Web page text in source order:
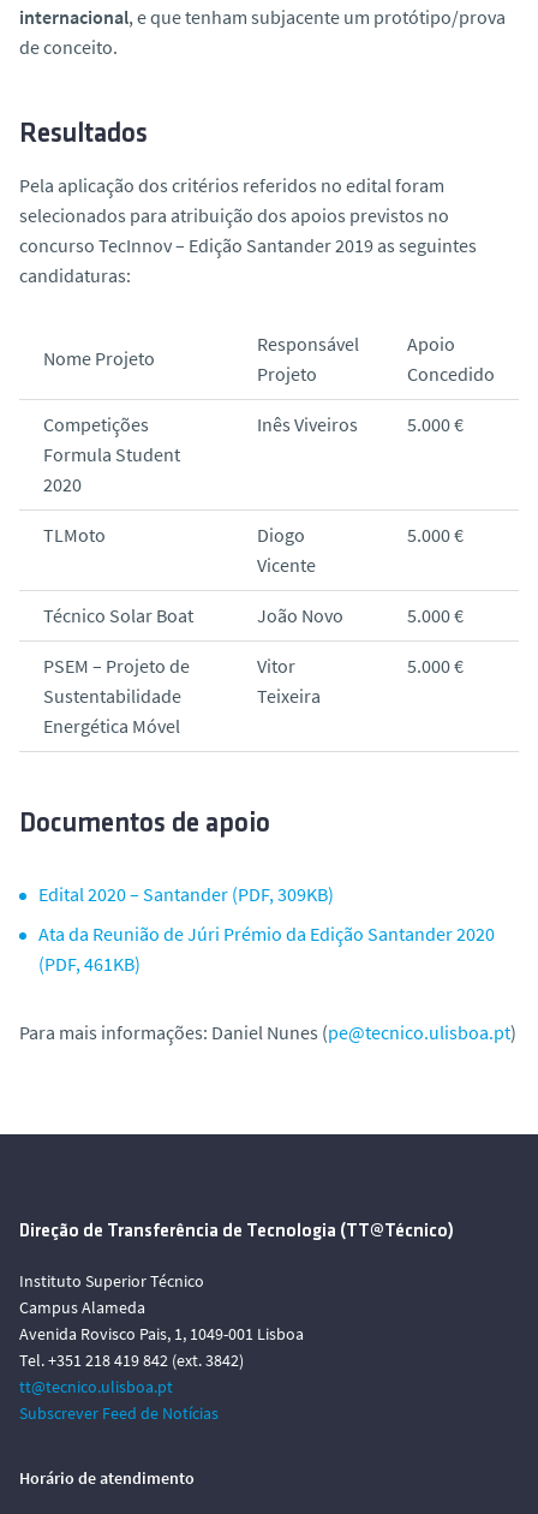
internacional, e que tenham subjacente um protótipo/prova
de conceito.
Resultados
Pela aplicação dos critérios referidos no edital foram
selecionados para atribuição dos apoios previstos no
concurso TecInnov – Edição Santander 2019 as seguintes
candidaturas:
Nome Projeto
Responsável
Projeto
Apoio
Concedido
Competições
Formula Student
2020
Inês Viveiros 5.000 €
TLMoto
Diogo
Vicente
5.000 €
Técnico Solar Boat João Novo 5.000 €
PSEM – Projeto de
Sustentabilidade
Energética Móvel
Vitor
Teixeira
5.000 €
Documentos de apoio
Edital 2020 – Santander (PDF, 309KB)
Ata da Reunião de Júri Prémio da Edição Santander 2020
(PDF, 461KB)
Para mais informações: Daniel Nunes (pe@tecnico.ulisboa.pt)
Direção de Transferência de Tecnologia (TT@Técnico)
Instituto Superior Técnico
Campus Alameda
Avenida Rovisco Pais, 1, 1049-001 Lisboa
Tel. +351 218 419 842 (ext. 3842)
tt@tecnico.ulisboa.pt
Subscrever Feed de Notícias
Horário de atendimento